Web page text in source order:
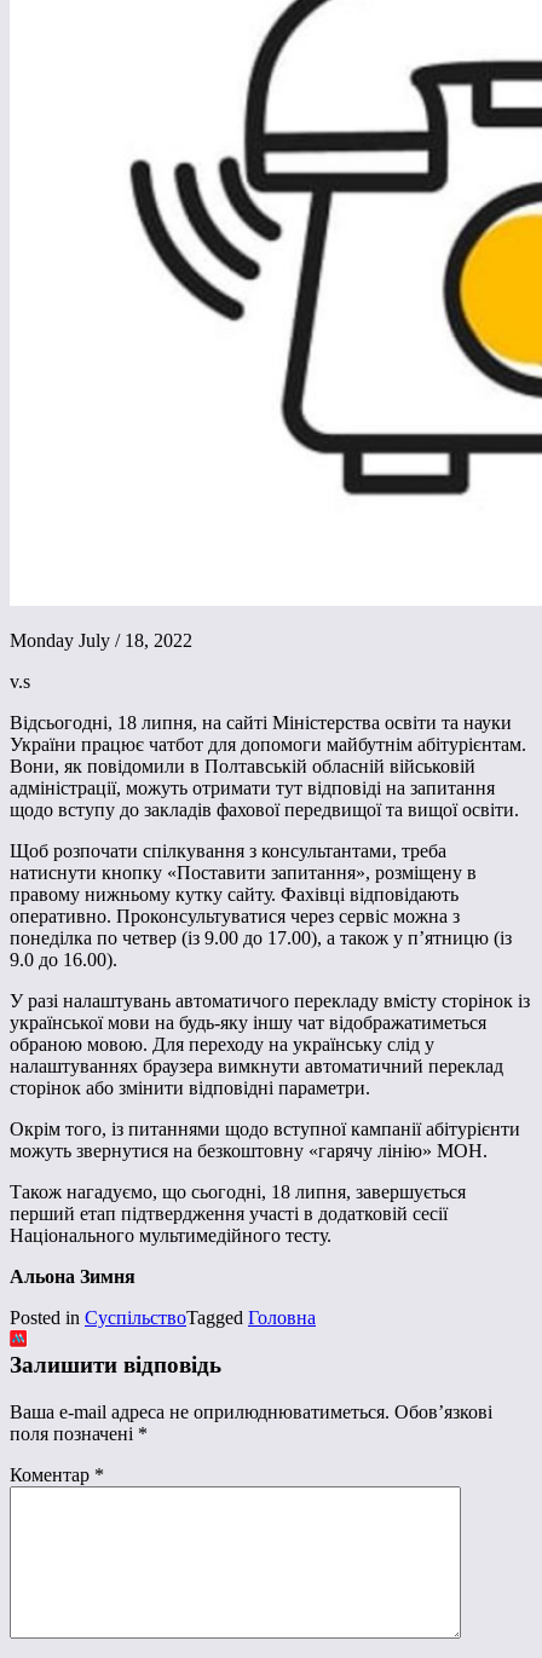
Monday July / 18, 2022
v.s
Відсьогодні, 18 липня, на сайті Міністерства освіти та науки
України працює чатбот для допомоги майбутнім абітурієнтам.
Вони, як повідомили в Полтавській обласній військовій
адміністрації, можуть отримати тут відповіді на запитання
щодо вступу до закладів фахової передвищої та вищої освіти.
Щоб розпочати спілкування з консультантами, треба
натиснути кнопку «Поставити запитання», розміщену в
правому нижньому кутку сайту. Фахівці відповідають
оперативно. Проконсультуватися через сервіс можна з
понеділка по четвер (із 9.00 до 17.00), а також у п’ятницю (із
9.0 до 16.00).
У разі налаштувань автоматичого перекладу вмісту сторінок із
української мови на будь-яку іншу чат відображатиметься
обраною мовою. Для переходу на українську слід у
налаштуваннях браузера вимкнути автоматичний переклад
сторінок або змінити відповідні параметри.
Окрім того, із питаннями щодо вступної кампанії абітурієнти
можуть звернутися на безкоштовну «гарячу лінію» МОН.
Також нагадуємо, що сьогодні, 18 липня, завершується
перший етап підтвердження участі в додатковій сесії
Національного мультимедійного тесту.
Альона Зимня
Posted in СуспільствоTagged Головна
Залишити відповідь
Ваша e-mail адреса не оприлюднюватиметься. Обов’язкові
поля позначені *
Коментар *